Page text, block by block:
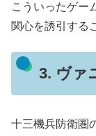
こういったゲー
関心を誘引する
3. ヴァ
十三機兵防衛圏